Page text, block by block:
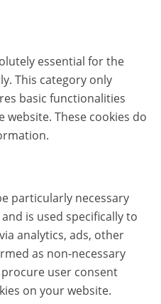
essential for the
This category only
basic functionalities
These cookies do
particularly necessary
is used specifically to
analytics, ads, other
as non-necessary
user consent
on your website.